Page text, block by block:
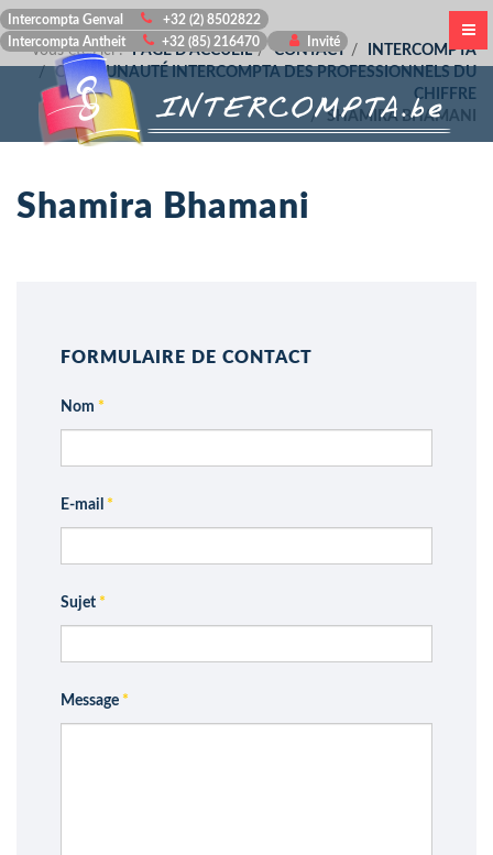
Intercompta Genval
+32 (2) 8502822
Intercompta Antheit
+32 (85) 216470 Invité
Vous êtes ici :PAGE D'ACCUEIL CONTACT
INTERCOMPTA
COMMUNAUTÉ INTERCOMPTA DES PROFESSIONNELS DU
CHIFFRE
SHAMIRA BHAMANI
Shamira Bhamani
FORMULAIRE DE CONTACT
Nom *
E-mail *
Sujet *
Message *